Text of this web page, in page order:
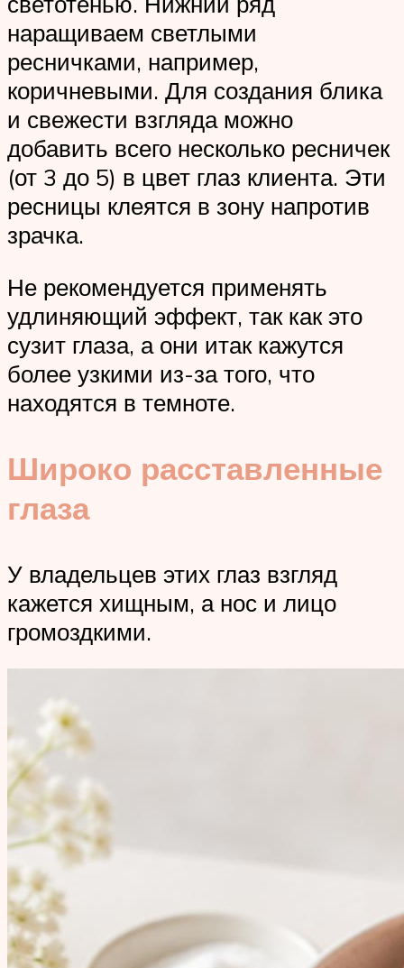
наращиваем светлыми
ресничками, например,
коричневыми. Для создания блика
и свежести взгляда можно
добавить всего несколько ресничек
(от 3 до 5) в цвет глаз клиента. Эти
ресницы клеятся в зону напротив
зрачка.
Не рекомендуется применять
удлиняющий эффект, так как это
сузит глаза, а они итак кажутся
более узкими из-за того, что
находятся в темноте.
Широко расставленные
глаза
У владельцев этих глаз взгляд
кажется хищным, а нос и лицо
громоздкими.